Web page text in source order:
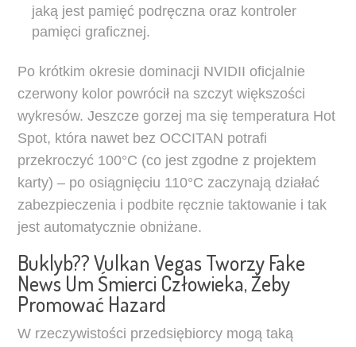
jaką jest pamięć podręczna oraz kontroler
pamięci graficznej.
Po krótkim okresie dominacji NVIDII oficjalnie
czerwony kolor powrócił na szczyt większości
wykresów. Jeszcze gorzej ma się temperatura Hot
Spot, która nawet bez OCCITAN potrafi
przekroczyć 100°C (co jest zgodne z projektem
karty) – po osiągnięciu 110°C zaczynają działać
zabezpieczenia i podbite ręcznie taktowanie i tak
jest automatycznie obniżane.
Buklyb?? Vulkan Vegas Tworzy Fake
News Um Śmierci Człowieka, Żeby
Promować Hazard
W rzeczywistości przedsiębiorcy mogą taką